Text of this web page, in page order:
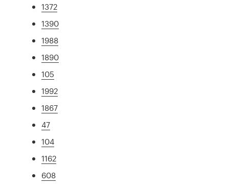
1372
1390
1988
1890
105
1992
1867
47
104
1162
608